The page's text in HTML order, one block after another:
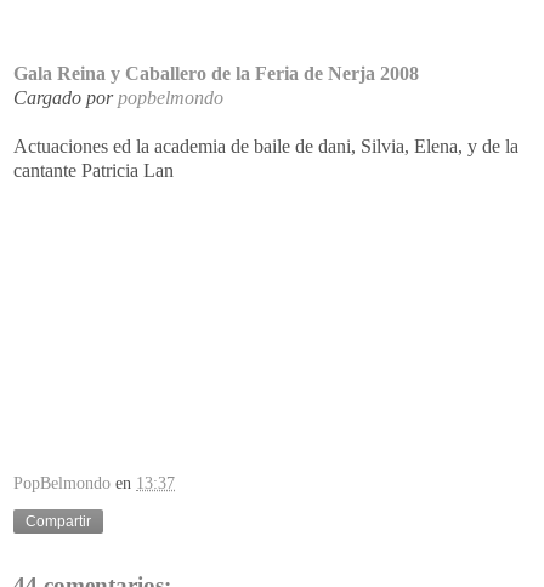
Gala Reina y Caballero de la Feria de Nerja 2008
Cargado porpopbelmondo
Actuaciones ed la academia de baile de dani, Silvia, Elena, y de la
cantante Patricia Lan
PopBelmondo en 13:37
Compartir